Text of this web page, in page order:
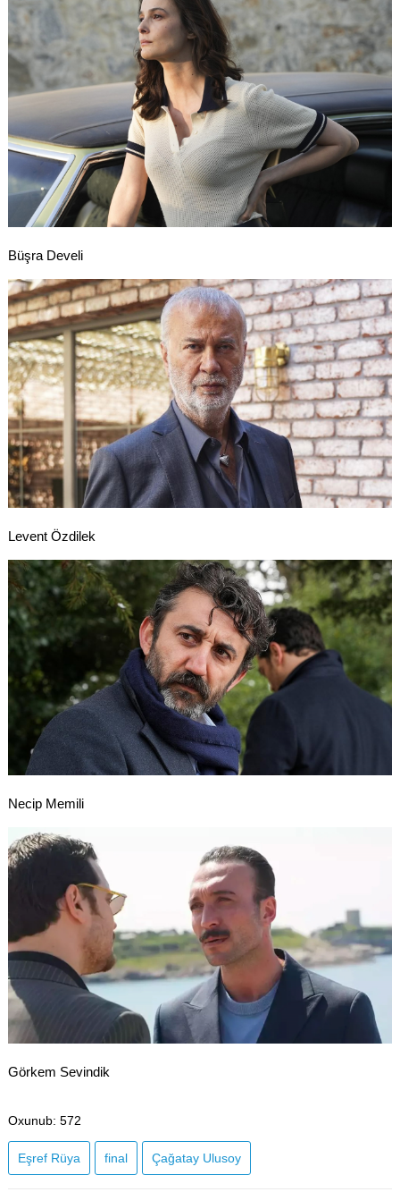
Büşra Develi
Levent Özdilek
Necip Memili
Görkem Sevindik
Oxunub: 572
Eşref Rüya final Çağatay Ulusoy